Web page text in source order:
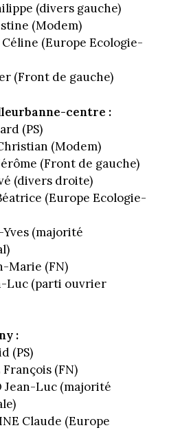
(divers gauche)
(Modem)
Céline (Europe Ecologie-
(Front de gauche)
centre :
(PS)
(Modem)
(Front de gauche)
(divers droite)
(Europe Ecologie-
(majorité
Marie (FN)
Luc (parti ouvrier
:
(PS)
François (FN)
Jean-Luc (majorité
Claude (Europe